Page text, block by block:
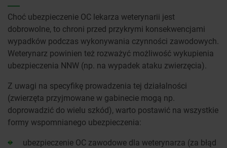
Choć ubezpieczenie OC lekarza weterynarii jest
dobrowolne, to chroni przed przykrymi konsekwencjami
wypadków podczas wykonywania czynności zawodowych.
Weterynarz powinien też rozważyć możliwość wykupienia
ubezpieczenia NNW (np. na wypadek ataku zwierzęcia).
Z uwagi na specyfikę prowadzenia tej działalności
(zwierzęta przyjmowane w gabinecie mogą np.
doprowadzić do wielu szkód), warto postawić na wszystkie
formy wspomnianego ubezpieczenia:
ubezpieczenie OC zawodowe dla weterynarza (za błąd